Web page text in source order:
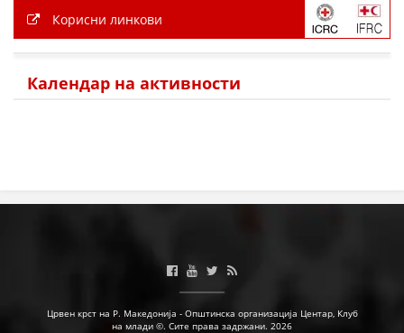
Корисни линкови
Календар на активности
Црвен крст на Р. Македонија - Општинска организација Центар, Клуб
на млади ©. Сите права задржани. 2026